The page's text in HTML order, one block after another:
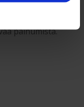
vuotta. Takuu ei
painumista.